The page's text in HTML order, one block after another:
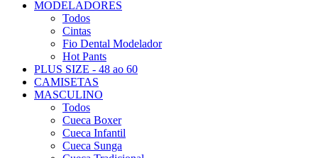
MODELADORES
Todos
Cintas
Fio Dental Modelador
Hot Pants
PLUS SIZE - 48 ao 60
CAMISETAS
MASCULINO
Todos
Cueca Boxer
Cueca Infantil
Cueca Sunga